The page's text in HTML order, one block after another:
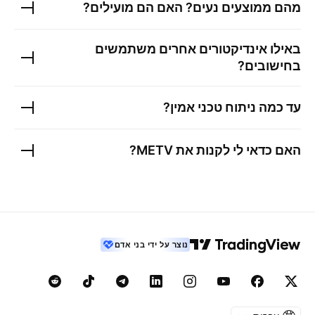
מהם ממוצעים נעים? האם הם מועילים?
באילו אינדיקטורים אחרים משתמשים
בחישובים?
עד כמה ניתוח טכני אמין?
האם כדאי לי לקנות אתMETV
?
נוצר על ידי בני אדם